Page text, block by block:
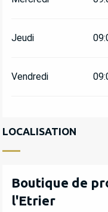
Jeudi
Vendredi
LOCALISATION
Boutique de
l'Etrier